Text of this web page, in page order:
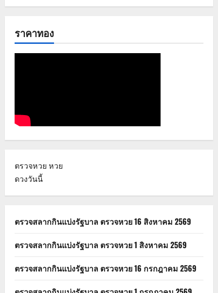
ราคาทอง
ตรวจหวย หวย
ดวงวันนี้
ตรวจสลากกินแบ่งรัฐบาล ตรวจหวย 16 สิงหาคม 2569
ตรวจสลากกินแบ่งรัฐบาล ตรวจหวย 1 สิงหาคม 2569
ตรวจสลากกินแบ่งรัฐบาล ตรวจหวย 16 กรกฎาคม 2569